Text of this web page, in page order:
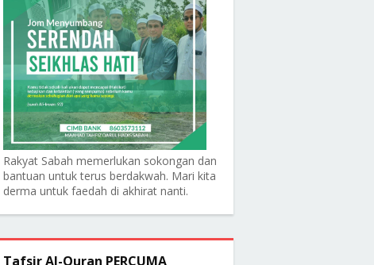
Rakyat Sabah memerlukan sokongan dan
bantuan untuk terus berdakwah. Mari kita
derma untuk faedah di akhirat nanti.
Tafsir Al-Quran PERCUMA